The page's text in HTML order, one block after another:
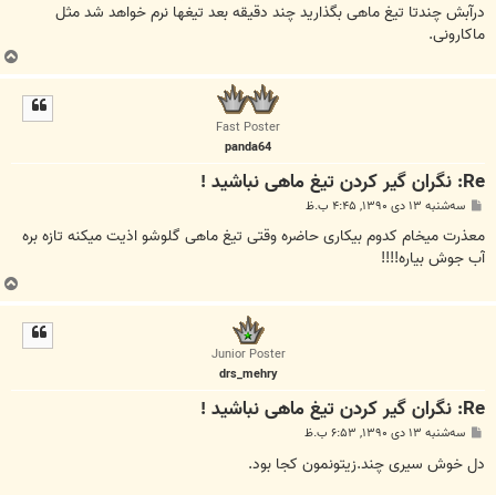
درآبش چندتا تیغ ماهی بگذارید چند دقیقه بعد تیغها نرم خواهد شد مثل
ماکارونی.
Fast Poster
panda64
Re: نگران گیر کردن تیغ ماهی نباشید !
ت
سه‌شنبه ۱۳ دی ۱۳۹۰, ۴:۴۵ ب.ظ
معذرت میخام کدوم بیکاری حاضره وقتی تیغ ماهی گلوشو اذیت میکنه تازه بره
آب جوش بیاره!!!!
Junior Poster
drs_mehry
Re: نگران گیر کردن تیغ ماهی نباشید !
ت
سه‌شنبه ۱۳ دی ۱۳۹۰, ۶:۵۳ ب.ظ
دل خوش سیری چند.زیتونمون کجا بود.